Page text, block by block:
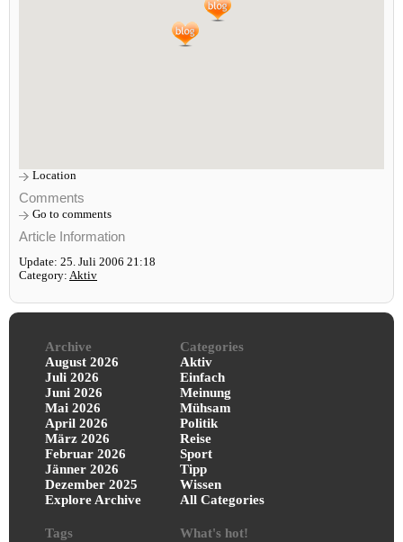
Location
Comments
Go to comments
Article Information
Update: 25. Juli 2006 21:18
Category: Aktiv
Archive
August 2026
Juli 2026
Juni 2026
Mai 2026
April 2026
März 2026
Februar 2026
Jänner 2026
Dezember 2025
Explore Archive
Categories
Aktiv
Einfach
Meinung
Mühsam
Politik
Reise
Sport
Tipp
Wissen
All Categories
Tags
What's hot!